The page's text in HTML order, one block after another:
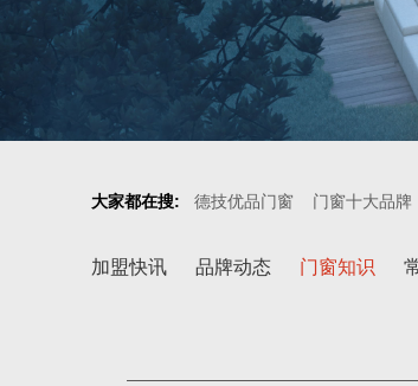
大家都在搜: 德技优品门窗 门窗十大品牌
加盟快讯 品牌动态 门窗知识